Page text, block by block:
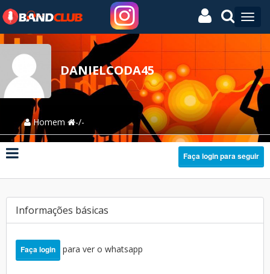
DANIELCODA45
Homem -/-
Faça login para seguir
Informações básicas
Faça login para ver o whatsapp